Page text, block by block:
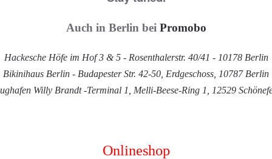
Auch in Berlin bei Promobo
Hackesche Höfe im Hof 3 & 5 - Rosenthalerstr. 40/41 - 10178 Berlin
Bikinihaus Berlin - Budapester Str. 42-50, Erdgeschoss, 10787 Berlin
Willy Brandt -Terminal 1, Melli-Beese-Ring 1, 12529
Onlineshop